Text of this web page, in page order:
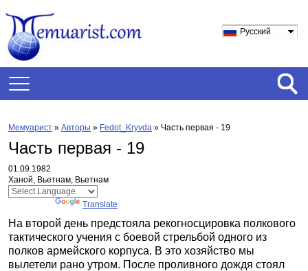
Русский
Мемуарист » Авторы » Fedot_Kryvda » Часть первая - 19
Часть первая - 19
01.09.1982
Ханой, Вьетнам, Вьетнам
Translate
На второй день предстояла рекогносцировка полкового
тактического учения с боевой стрельбой одного из
полков армейского корпуса. В это хозяйство мы
вылетели рано утром. После проливного дождя стоял